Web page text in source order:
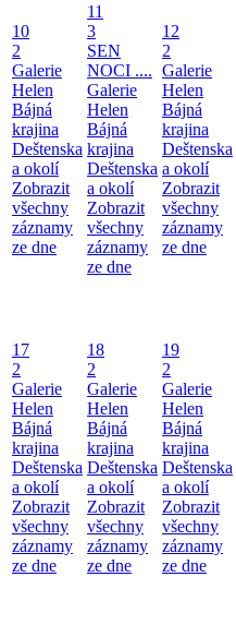
10
2
Galerie
Helen
Bájná
krajina
Deštenska
a okolí
Zobrazit
všechny
záznamy
ze dne
11
3
SEN
NOCI ....
Galerie
Helen
Bájná
krajina
Deštenska
a okolí
Zobrazit
všechny
záznamy
ze dne
12
2
Galerie
Helen
Bájná
krajina
Deštenska
a okolí
Zobrazit
všechny
záznamy
ze dne
17
2
Galerie
Helen
Bájná
krajina
Deštenska
a okolí
Zobrazit
všechny
záznamy
ze dne
18
2
Galerie
Helen
Bájná
krajina
Deštenska
a okolí
Zobrazit
všechny
záznamy
ze dne
19
2
Galerie
Helen
Bájná
krajina
Deštenska
a okolí
Zobrazit
všechny
záznamy
ze dne